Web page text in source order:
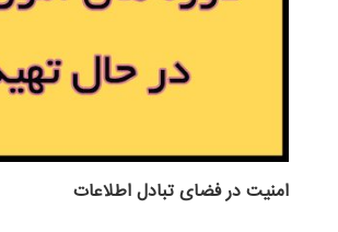
امنیت در فضای تبادل اطلاعات